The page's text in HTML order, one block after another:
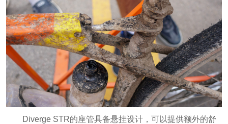
Diverge STR的座管具备悬挂设计，可以提供额外的舒